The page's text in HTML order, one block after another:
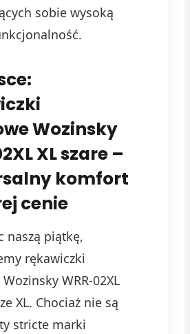
sobie wysoką
Wozinsky
XL szare –
komfort
cenie
naszą piątkę,
rękawiczki
WRR-02XL
XL. Chociaż nie są
stricte marki